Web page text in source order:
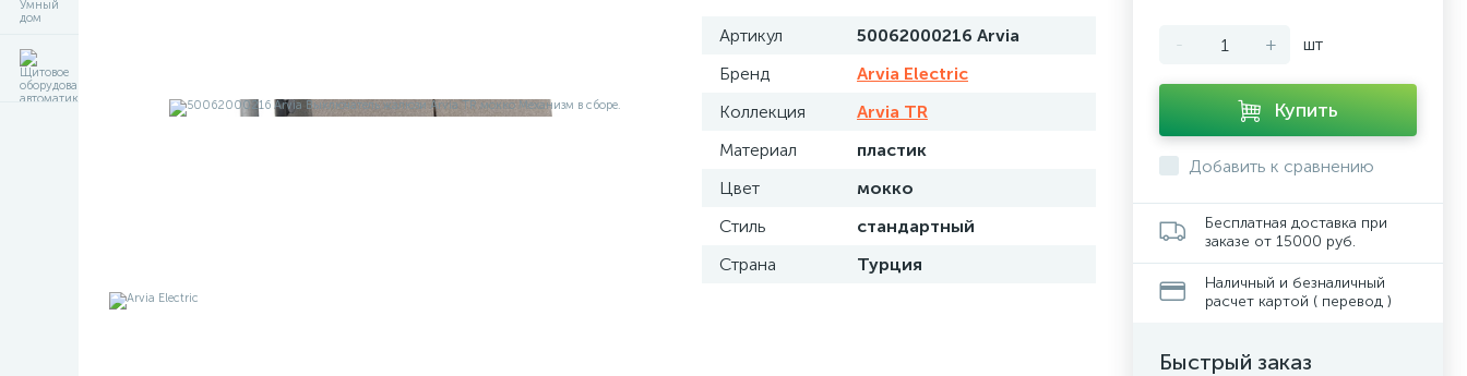
Артикул
50062000216 Arvia
Бренд
Arvia Electric
Коллекция
Arvia TR
Материал
пластик
Цвет
мокко
Стиль
стандартный
Страна
Турция
- + шт
Купить
Добавить к сравнению
Бесплатная доставка при
заказе от 15000 руб.
Наличный и безналичный
расчет картой ( перевод )
Быстрый заказ